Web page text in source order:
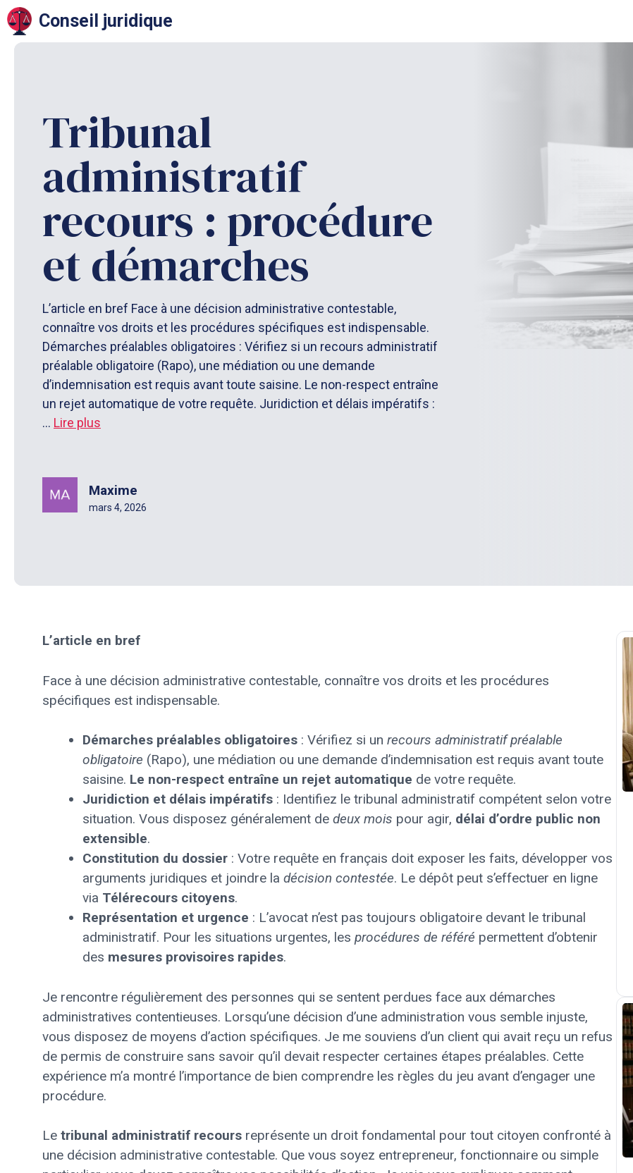
Aller
au
contenu
Conseil juridique
Tribunal
administratif
recours : procédure
et démarches
L’article en bref Face à une décision administrative contestable,
connaître vos droits et les procédures spécifiques est indispensable.
Démarches préalables obligatoires : Vérifiez si un recours administratif
préalable obligatoire (Rapo), une médiation ou une demande
d’indemnisation est requis avant toute saisine. Le non-respect entraîne
un rejet automatique de votre requête. Juridiction et délais impératifs :
... Lire plus
Maxime
mars 4, 2026
L’article en bref
Face à une décision administrative contestable, connaître vos droits et les procédures
spécifiques est indispensable.
Démarches préalables obligatoires : Vérifiez si un recours administratif préalable
obligatoire (Rapo), une médiation ou une demande d’indemnisation est requis avant toute
saisine. Le non-respect entraîne un rejet automatique de votre requête.
Juridiction et délais impératifs : Identifiez le tribunal administratif compétent selon votre
situation. Vous disposez généralement de deux mois pour agir, délai d’ordre public non
extensible.
Constitution du dossier : Votre requête en français doit exposer les faits, développer vos
arguments juridiques et joindre la décision contestée. Le dépôt peut s’effectuer en ligne
via Télérecours citoyens.
Représentation et urgence : L’avocat n’est pas toujours obligatoire devant le tribunal
administratif. Pour les situations urgentes, les procédures de référé permettent d’obtenir
des mesures provisoires rapides.
Je rencontre régulièrement des personnes qui se sentent perdues face aux démarches
administratives contentieuses. Lorsqu’une décision d’une administration vous semble injuste,
vous disposez de moyens d’action spécifiques. Je me souviens d’un client qui avait reçu un refus
de permis de construire sans savoir qu’il devait respecter certaines étapes préalables. Cette
expérience m’a montré l’importance de bien comprendre les règles du jeu avant d’engager une
procédure.
Le tribunal administratif recours représente un droit fondamental pour tout citoyen confronté à
une décision administrative contestable. Que vous soyez entrepreneur, fonctionnaire ou simple